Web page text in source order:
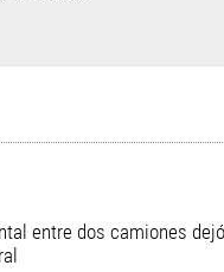
entre dos camiones